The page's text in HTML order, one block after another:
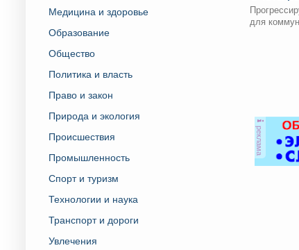
Медицина и здоровье
Образование
Общество
Политика и власть
Право и закон
Природа и экология
Происшествия
Промышленность
Спорт и туризм
Технологии и наука
Транспорт и дороги
Увлечения
для
реклама